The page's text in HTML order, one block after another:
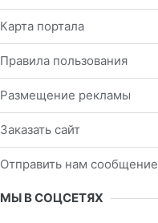
Карта портала
Правила пользования
Размещение рекламы
Заказать сайт
Отправить нам сообщение
МЫ В СОЦСЕТЯХ